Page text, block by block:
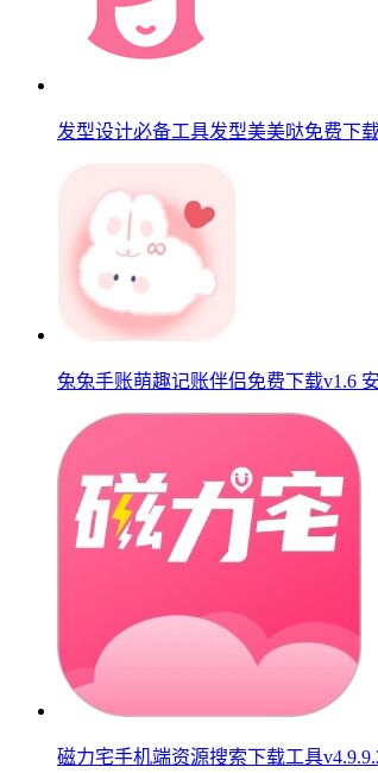
发型设计必备工具发型美美哒免费下
兔兔手账萌趣记账伴侣免费下载v1.6
磁力宅手机端资源搜索下载工具